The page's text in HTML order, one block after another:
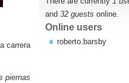
carrera
piernas
and 32 guests online.
Online users
roberto.barsby